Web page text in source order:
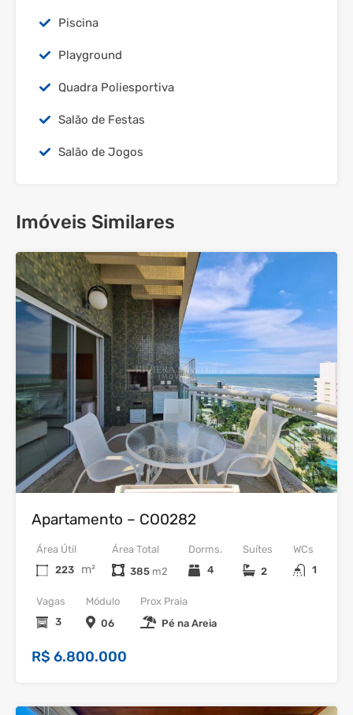
Piscina
Playground
Quadra Poliesportiva
Salão de Festas
Salão de Jogos
Imóveis Similares
29
Venda
Apartamento – CO0282
Dorms.
4
WCs
1
Área Útil
223
m²
Vagas
3
Área Total
385
Suítes
2
Módulo
06
Prox Praia
Pé na Areia
R$ 6.800.000